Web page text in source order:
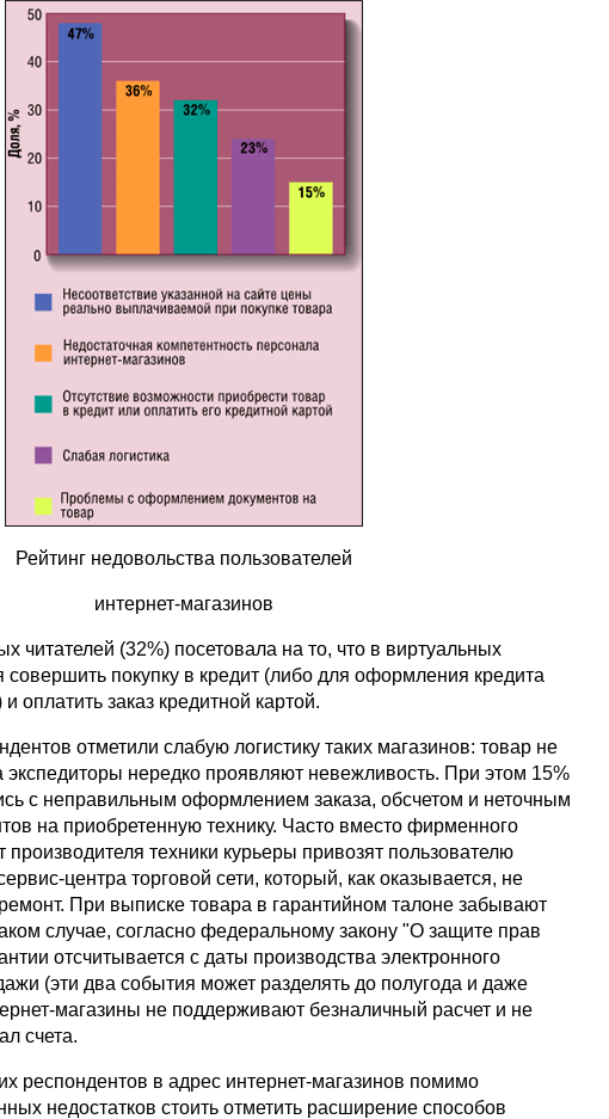
Рейтинг недовольства пользователей
интернет-магазинов
читателей (32%) посетовала на то, что в виртуальных
совершить покупку в кредит (либо для оформления кредита
оплатить заказ кредитной картой.
отметили слабую логистику таких магазинов: товар не
экспедиторы нередко проявляют невежливость. При этом 15%
с неправильным оформлением заказа, обсчетом и неточным
на приобретенную технику. Часто вместо фирменного
производителя техники курьеры привозят пользователю
центра торговой сети, который, как оказывается, не
При выписке товара в гарантийном талоне забывают
случае, согласно федеральному закону "О защите прав
отсчитывается с даты производства электронного
(эти два события может разделять до полугода и даже
магазины не поддерживают безналичный расчет и не
счета.
респондентов в адрес интернет-магазинов помимо
недостатков стоить отметить расширение способов